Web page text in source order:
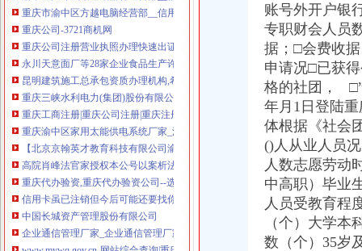
重庆公司-3721商机网
重庆公司注册营业执照办理快速出证地址挂靠【今日推荐网-重庆工商/
永川天意面厂等28家企业食品生产许可证被注销_中国质量新闻网
昆明建筑施工总承包资质办理机构,希骏用心服务-专项服务-深圳酷易
重庆三峡水利电力(集团)股份有限公司公告(系列)|公司|股东大会|
重庆工商注册|重庆公司注册|重庆注册公司-重庆老客网
重庆渝中区家用太能供电系统厂家_深圳市华兄实业有限公司
【北京京翰英才教育科技有限公司渝中分公司2017新招聘信息】_
高院肖峰法官家授权本公号以案析法：非持股关联公司之间公司人
重庆代办验资,重庆代办验资公司--选择重庆浩业工商不后悔
信用卡虽已注销但今后可能还要找你麻烦_网易财经
中国长城资产管理股份有限公司
企业通信管理厂家_企业通信管理厂家/公司-阿里巴巴公司黄页
www.mywq.gov.cn-网站综合查询|重庆市人民民营企业官方信息港…
渝中区大坪威讯通讯器材经营部__信用档案_信用报告_信用怎么
账号外开户银
专职财会人员
据；□会费收
申请况□已获
格的社团，
年月1日登陆
体根据《社会
()人从业人员
人数志愿劳动
中高职）毕业
人员受教育程
（个）大学
数（个）35岁